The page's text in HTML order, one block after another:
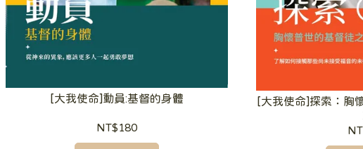
[大我使命]動員:基督的身體
NT$180
[大我使命]探索：胸